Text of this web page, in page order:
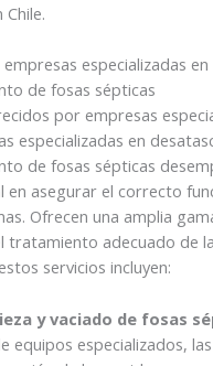
empresas especializadas
de fosas sépticas
por empresas
especializadas en
de fosas sépticas
en asegurar el correcto
Ofrecen una amplia
tratamiento adecuado de
servicios incluyen:
y vaciado de fosas
equipos especializados,